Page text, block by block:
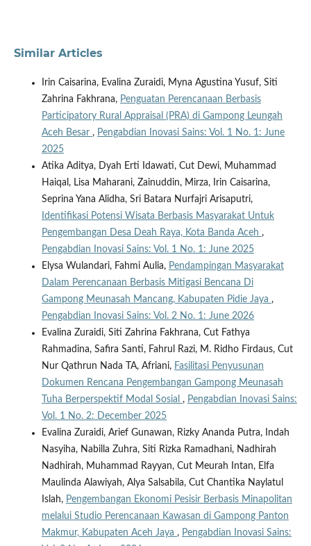
Similar Articles
Irin Caisarina, Evalina Zuraidi, Myna Agustina Yusuf, Siti
Zahrina Fakhrana, Penguatan Perencanaan Berbasis
Participatory Rural Appraisal (PRA) di Gampong Leungah
Aceh Besar , Pengabdian Inovasi Sains: Vol. 1 No. 1: June
2025
Atika Aditya, Dyah Erti Idawati, Cut Dewi, Muhammad
Haiqal, Lisa Maharani, Zainuddin, Mirza, Irin Caisarina,
Seprina Yana Alidha, Sri Batara Nurfajri Arisaputri,
Identifikasi Potensi Wisata Berbasis Masyarakat Untuk
Pengembangan Desa Deah Raya, Kota Banda Aceh ,
Pengabdian Inovasi Sains: Vol. 1 No. 1: June 2025
Elysa Wulandari, Fahmi Aulia, Pendampingan Masyarakat
Dalam Perencanaan Berbasis Mitigasi Bencana Di
Gampong Meunasah Mancang, Kabupaten Pidie Jaya ,
Pengabdian Inovasi Sains: Vol. 2 No. 1: June 2026
Evalina Zuraidi, Siti Zahrina Fakhrana, Cut Fathya
Rahmadina, Safira Santi, Fahrul Razi, M. Ridho Firdaus, Cut
Nur Qathrun Nada TA, Afriani, Fasilitasi Penyusunan
Dokumen Rencana Pengembangan Gampong Meunasah
Tuha Berperspektif Modal Sosial , Pengabdian Inovasi Sains:
Vol. 1 No. 2: December 2025
Evalina Zuraidi, Arief Gunawan, Rizky Ananda Putra, Indah
Nasyiha, Nabilla Zuhra, Siti Rizka Ramadhani, Nadhirah
Nadhirah, Muhammad Rayyan, Cut Meurah Intan, Elfa
Maulinda Alawiyah, Alya Salsabila, Cut Chantika Naylatul
Islah, Pengembangan Ekonomi Pesisir Berbasis Minapolitan
melalui Studio Perencanaan Kawasan di Gampong Panton
Makmur, Kabupaten Aceh Jaya , Pengabdian Inovasi Sains: